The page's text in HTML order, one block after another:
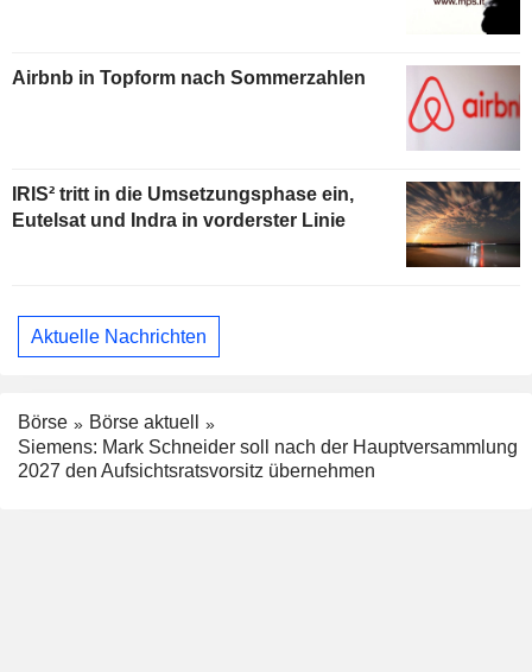
Airbnb in Topform nach Sommerzahlen
IRIS² tritt in die Umsetzungsphase ein,
Eutelsat und Indra in vorderster Linie
Aktuelle Nachrichten
Börse
Börse aktuell
Siemens: Mark Schneider soll nach der Hauptversammlung
2027 den Aufsichtsratsvorsitz übernehmen